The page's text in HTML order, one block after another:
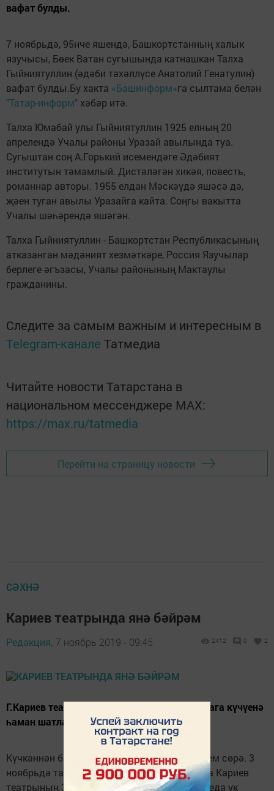
вафат булды.
7 ноябрьдә, 95нче яшендә, Башкортстанның халык
язучысы, Бөек Ватан сугышында катнашкан Талха
Гыйниятуллин (әдәби тәхәллүсе Анатолий Генатулин)
вафат булды.Бу хакта «Башинформ»га сылтама белән
"Татар-информ" хәбәр итә.
Талха Юмабай улы Гыйниятуллин 1925 елның 20
апрелендә Учалы районы Уразай авылында туа.
Сугыштан соң А.Горький исемендәге Әдәбият
институтын тәмамлый. Дистәләгән хикәя, повесть,
романнар авторы. 1955 елдан Мәскәүдә яшәсә дә,
җәен туган авылы Уразайга кайта. Соңгы вакытта
Учалы шәһәрендә яшәгән.
Талха Гыйниятуллин - Башкортстан Республикасының
атказанган мәдәният хезмәткәре, Россия Язучылар
берлеге әгъзасы, Учалы районының Мактаулы
гражданины.
Следите за самым важным и интересным в
Telegram-канале Татмедиа
Читайте новости Татарстана в
национальном мессенджере MАХ:
https://max.ru/tatmedia
Перейти на страницу новости
СӘХНӘ
Кариев театрында янә бәйрәм
Редакция, 7 ноябрь 2019 - 09:45 2412 0 2
Г.Кариев театры коллективы яңа матур бинага күчүенә
һаман шатланып туя алмый.
Күчкәннән бирле анда гел бәйрәм рухы хөкем сөрә. 3
ноябрьдә тагын бер бәйрәмнәре – Габдулла Кариев
театрының 32 “яше” узды. Кунакларны фойеда ук